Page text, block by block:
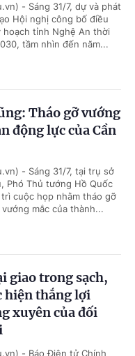
- Sáng 31/7, dự và phát
Hội nghị công bố điều
hoạch tỉnh Nghệ An thời
tầm nhìn đến năm...
Tháo gỡ vướng
động lực của Cần
- Sáng 31/7, tại trụ sở
Phó Thủ tướng Hồ Quốc
cuộc họp nhằm tháo gỡ
mắc của thành...
giao trong sạch,
hiện thắng lợi
xuyên của đối
- Báo Điện tử Chính